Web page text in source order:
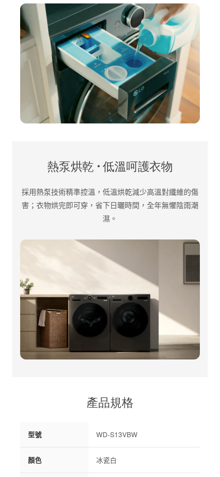
熱泵烘乾 · 低溫呵護衣物
採用熱泵技術精準控溫，低溫烘乾減少高溫對纖維的傷
害；衣物烘完即可穿，省下日曬時間，全年無懼陰雨潮
濕。
產品規格
型號 WD-S13VBW
顏色 冰瓷白